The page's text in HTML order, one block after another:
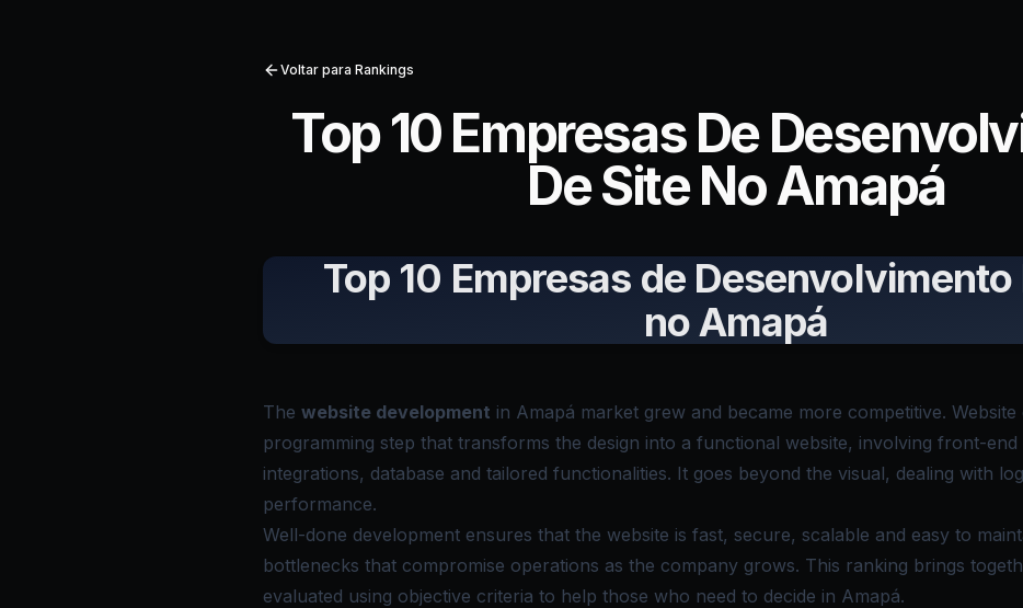
Voltar para Rankings
Top 10 Empresas De
De Site No Amapá
Top 10 Empresas de Desenvolvimento
no Amapá
The website development in Amapá market grew and became more competitive.
programming step that transforms the design into a functional website, involving front-end
integrations, database and tailored functionalities. It goes beyond the visual, dealing with
performance.
Well-done development ensures that the website is fast, secure, scalable and easy to
bottlenecks that compromise operations as the company grows. This ranking brings
evaluated using objective criteria to help those who need to decide in Amapá.